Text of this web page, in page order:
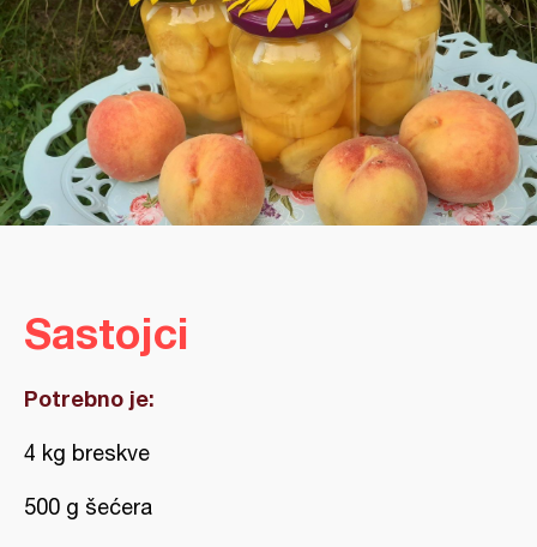
Sastojci
Potrebno je:
4 kg breskve
500 g šećera